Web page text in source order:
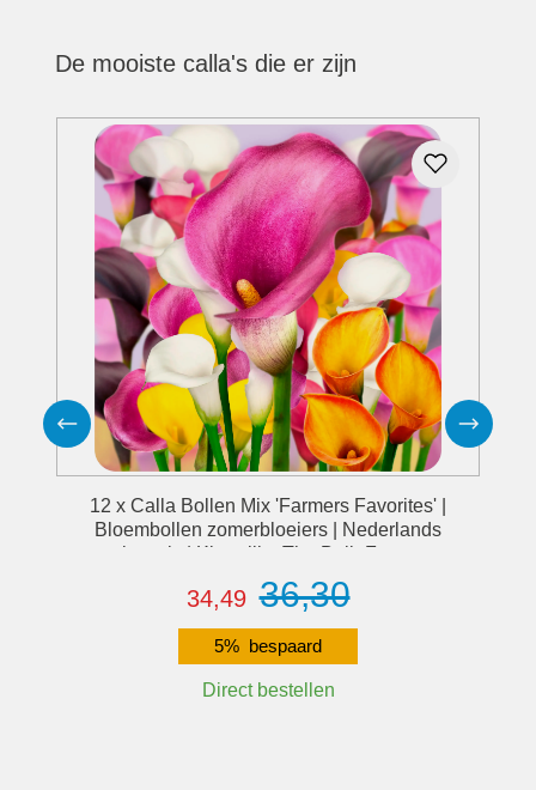
Productgalerij overslaan
De mooiste calla's die er zijn
12 x Calla Bollen Mix 'Farmers Favorites' |
Bloembollen zomerbloeiers | Nederlands
gekweekt | Kleurrijk - The Bulb Farmers
34,49 36,30
5% bespaard
Direct bestellen